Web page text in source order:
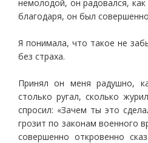
немолодой, он радовался,
благодаря, он был
Я понимала, что такое не
без страха.
Принял он меня радушно,
столько ругал, сколько
спросил: «Зачем ты это
грозит по законам военного
совершенно откровенно